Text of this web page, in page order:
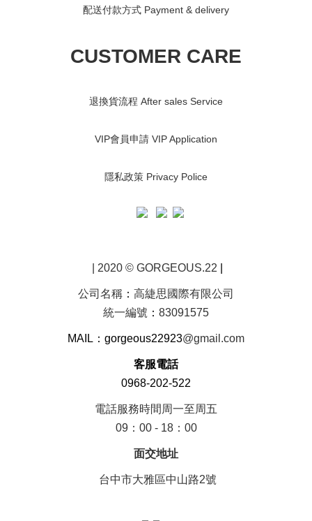
配送付款方式 Payment & delivery
CUSTOMER CARE
退換貨流程 After sales Service
VIP會員申請 VIP Application
隱私政策 Privacy Police
| 2020 © GORGEOUS.22
公司名稱 ： 高緁思國際有限公司
統一編號 ： 83091575
MAIL：gorgeous22923@gmail.com
客服電話
0968-202-522
電話服務時間周一至周五
09：00 - 18：00
面交地址
台中市大雅區中山路2號